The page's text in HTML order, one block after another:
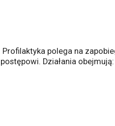
polega na
Działania obejmują: